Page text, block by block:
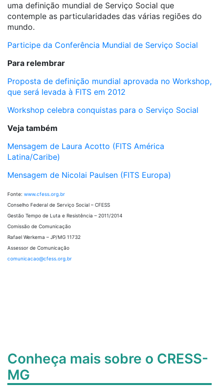
uma definição mundial de Serviço Social que
contemple as particularidades das várias regiões do
mundo.
Participe da Conferência Mundial de Serviço Social
Para relembrar
Proposta de definição mundial aprovada no Workshop,
que será levada à FITS em 2012
Workshop celebra conquistas para o Serviço Social
Veja também
Mensagem de Laura Acotto (FITS América
Latina/Caribe)
Mensagem de Nicolai Paulsen (FITS Europa)
Fonte: www.cfess.org.br
Conselho Federal de Serviço Social – CFESS
Gestão Tempo de Luta e Resistência – 2011/2014
Comissão de Comunicação
Rafael Werkema – JP/MG 11732
Assessor de Comunicação
comunicacao@cfess.org.br
Conheça mais sobre o CRESS-
MG